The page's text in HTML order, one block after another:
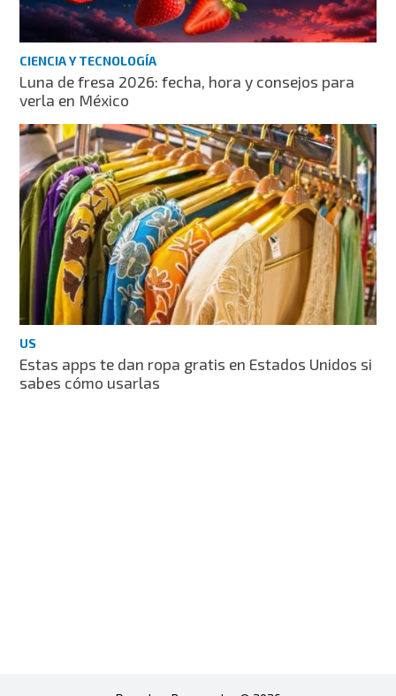
CIENCIA Y TECNOLOGÍA
Luna de fresa 2026: fecha, hora y consejos para
verla en México
US
Estas apps te dan ropa gratis en Estados Unidos si
sabes cómo usarlas